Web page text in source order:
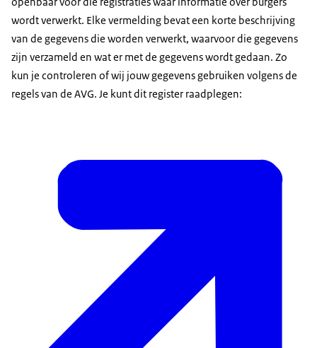
wordt verwerkt. Elke vermelding bevat een korte beschrijving
van de gegevens die worden verwerkt, waarvoor die gegevens
zijn verzameld en wat er met de gegevens wordt gedaan. Zo
kun je controleren of wij jouw gegevens gebruiken volgens de
regels van de AVG. Je kunt dit register raadplegen: